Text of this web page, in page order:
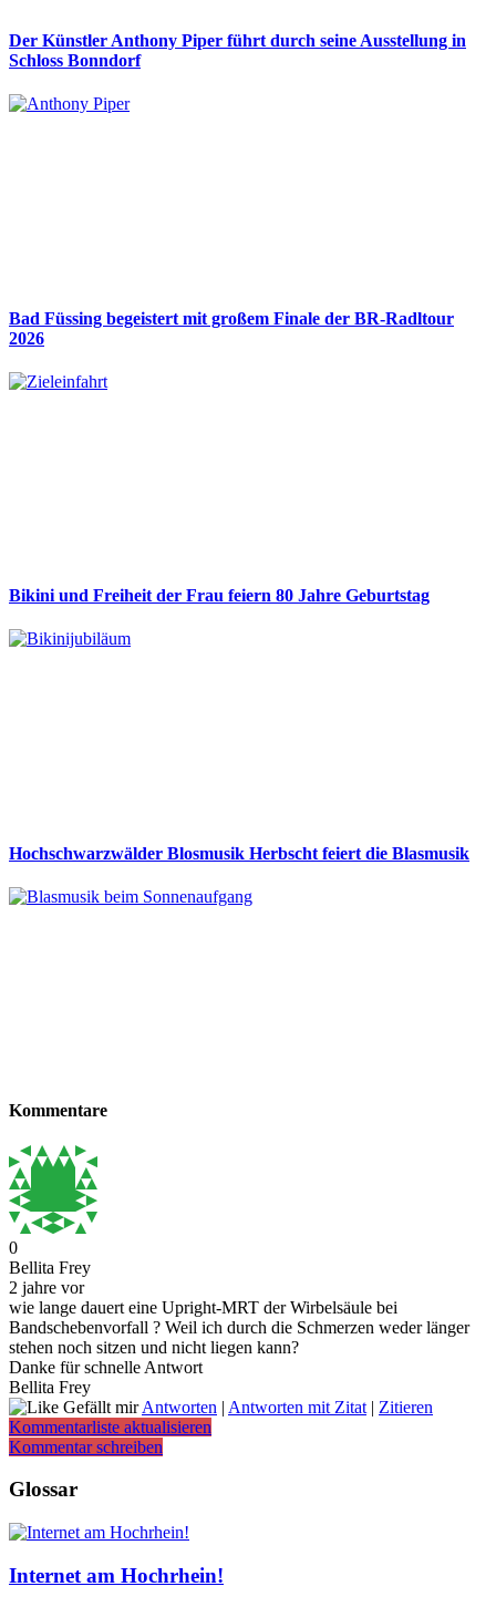
Der Künstler Anthony Piper führt durch seine Ausstellung in
Schloss Bonndorf
Bad Füssing begeistert mit großem Finale der BR-Radltour
2026
Bikini und Freiheit der Frau feiern 80 Jahre Geburtstag
Hochschwarzwälder Blosmusik Herbscht feiert die Blasmusik
Kommentare
0
Bellita Frey
2 jahre vor
wie lange dauert eine Upright-MRT der Wirbelsäule bei
Bandschebenvorfall ? Weil ich durch die Schmerzen weder länger
stehen noch sitzen und nicht liegen kann?
Danke für schnelle Antwort
Bellita Frey
Gefällt mirAntworten | Antworten mit Zitat | Zitieren
Kommentarliste aktualisieren
Kommentar schreiben
Glossar
Internet am Hochrhein!